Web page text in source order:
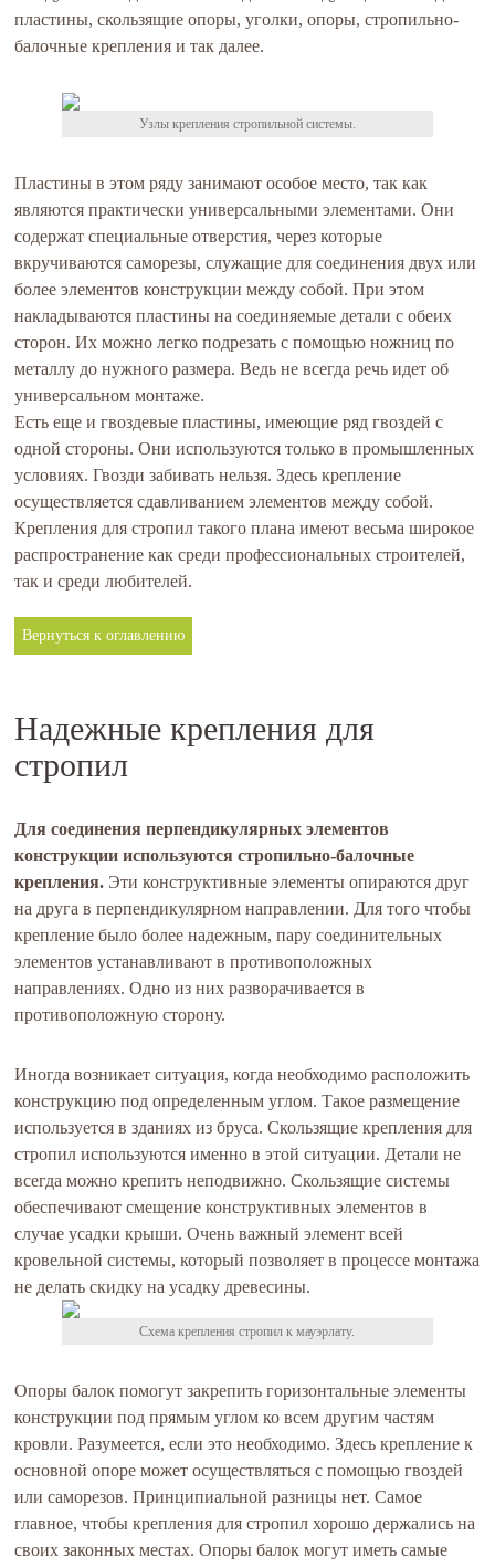
пластины, скользящие опоры, уголки, опоры, стропильно-
балочные крепления и так далее.
Узлы крепления стропильной системы.
Пластины в этом ряду занимают особое место, так как
являются практически универсальными элементами. Они
содержат специальные отверстия, через которые
вкручиваются саморезы, служащие для соединения двух или
более элементов конструкции между собой. При этом
накладываются пластины на соединяемые детали с обеих
сторон. Их можно легко подрезать с помощью ножниц по
металлу до нужного размера. Ведь не всегда речь идет об
универсальном монтаже.
Есть еще и гвоздевые пластины, имеющие ряд гвоздей с
одной стороны. Они используются только в промышленных
условиях. Гвозди забивать нельзя. Здесь крепление
осуществляется сдавливанием элементов между собой.
Крепления для стропил такого плана имеют весьма широкое
распространение как среди профессиональных строителей,
так и среди любителей.
Вернуться к оглавлению
Надежные крепления для
стропил
Для соединения перпендикулярных элементов
конструкции используются стропильно-балочные
крепления. Эти конструктивные элементы опираются друг
на друга в перпендикулярном направлении. Для того чтобы
крепление было более надежным, пару соединительных
элементов устанавливают в противоположных
направлениях. Одно из них разворачивается в
противоположную сторону.
Иногда возникает ситуация, когда необходимо расположить
конструкцию под определенным углом. Такое размещение
используется в зданиях из бруса. Скользящие крепления для
стропил используются именно в этой ситуации. Детали не
всегда можно крепить неподвижно. Скользящие системы
обеспечивают смещение конструктивных элементов в
случае усадки крыши. Очень важный элемент всей
кровельной системы, который позволяет в процессе монтажа
не делать скидку на усадку древесины.
Схема крепления стропил к мауэрлату.
Опоры балок помогут закрепить горизонтальные элементы
конструкции под прямым углом ко всем другим частям
кровли. Разумеется, если это необходимо. Здесь крепление к
основной опоре может осуществляться с помощью гвоздей
или саморезов. Принципиальной разницы нет. Самое
главное, чтобы крепления для стропил хорошо держались на
своих законных местах. Опоры балок могут иметь самые